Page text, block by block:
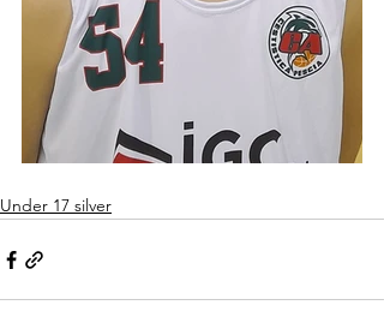
Under 17 silver